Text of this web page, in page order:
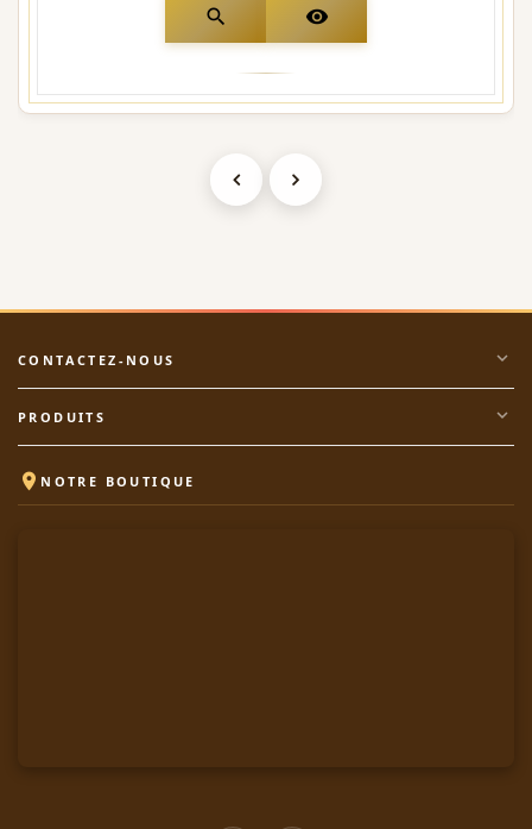
search visibility
CONTACTEZ-NOUS expand_more
PRODUITS expand_more
 NOTRE BOUTIQUE